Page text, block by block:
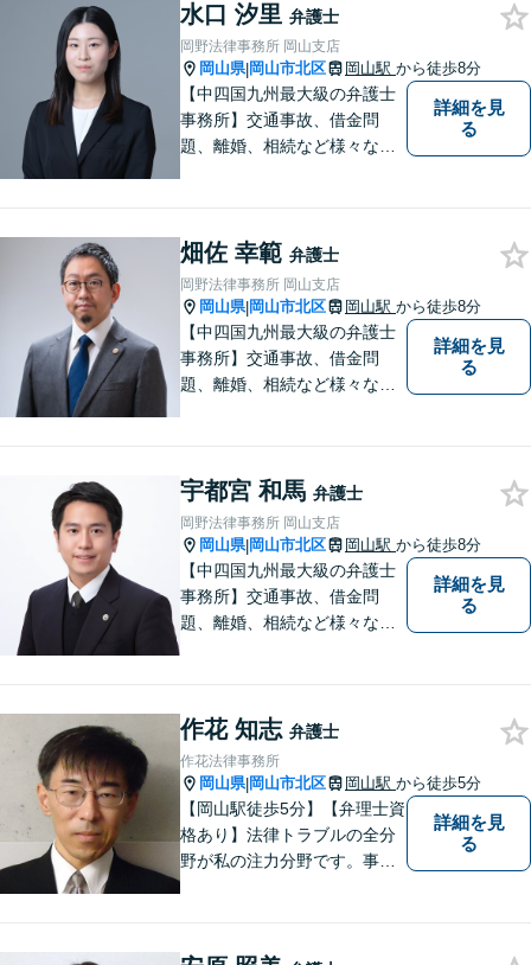
水口 汐里 弁護士
岡野法律事務所 岡山支店
岡山県|岡山市北区 岡山駅 から徒歩8分
【中四国九州最大級の弁護士
事務所】交通事故、借金問
題、離婚、相続など様々な問
い！
詳細を見
る
畑佐 幸範 弁護士
岡野法律事務所 岡山支店
岡山県|岡山市北区 岡山駅 から徒歩8分
【中四国九州最大級の弁護士
事務所】交通事故、借金問
題、離婚、相続など様々な問
い！
詳細を見
る
宇都宮 和馬 弁護士
岡野法律事務所 岡山支店
岡山県|岡山市北区 岡山駅 から徒歩8分
【中四国九州最大級の弁護士
事務所】交通事故、借金問
題、離婚、相続など様々な問
い！
詳細を見
る
作花 知志 弁護士
作花法律事務所
岡山県|岡山市北区 岡山駅 から徒歩5分
【岡山駅徒歩5分】【弁理士資
格あり】法律トラブルの全分
野が私の注力分野です。事務
詳細を見
る